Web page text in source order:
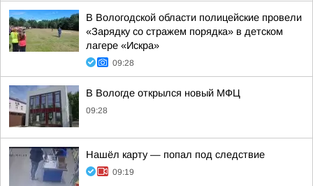
В Вологодской области полицейские провели
«Зарядку со стражем порядка» в детском
лагере «Искра»
09:28
В Вологде открылся новый МФЦ
09:28
Нашёл карту — попал под следствие
09:19